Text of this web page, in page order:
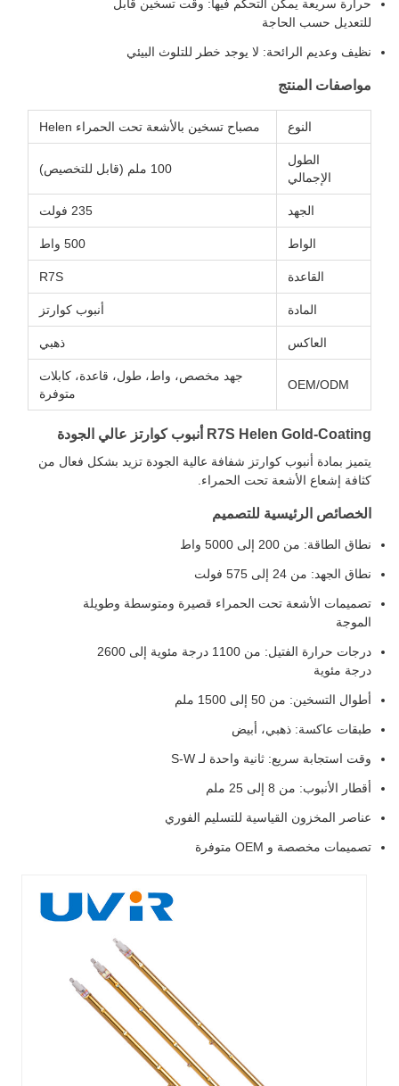
حرارة سريعة يمكن التحكم فيها: وقت تسخين قابل
للتعديل حسب الحاجة
نظيف وعديم الرائحة: لا يوجد خطر للتلوث البيئي
مواصفات المنتج
النوع مصباح تسخين بالأشعة تحت الحمراء Helen
الطول
الإجمالي
100 ملم (قابل للتخصيص)
الجهد 235 فولت
الواط 500 واط
القاعدة R7S
المادة أنبوب كوارتز
العاكس ذهبي
OEM/ODM
جهد مخصص، واط، طول، قاعدة، كابلات
متوفرة
R7S Helen Gold-Coating أنبوب كوارتز عالي الجودة
يتميز بمادة أنبوب كوارتز شفافة عالية الجودة تزيد بشكل فعال من
كثافة إشعاع الأشعة تحت الحمراء.
الخصائص الرئيسية للتصميم
نطاق الطاقة: من 200 إلى 5000 واط
نطاق الجهد: من 24 إلى 575 فولت
تصميمات الأشعة تحت الحمراء قصيرة ومتوسطة وطويلة
الموجة
درجات حرارة الفتيل: من 1100 درجة مئوية إلى 2600
درجة مئوية
أطوال التسخين: من 50 إلى 1500 ملم
طبقات عاكسة: ذهبي، أبيض
وقت استجابة سريع: ثانية واحدة لـ S-W
أقطار الأنبوب: من 8 إلى 25 ملم
عناصر المخزون القياسية للتسليم الفوري
تصميمات مخصصة و OEM متوفرة